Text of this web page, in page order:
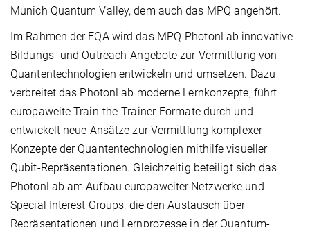
Munich Quantum Valley, dem auch das MPQ angehört.
Im Rahmen der EQA wird das MPQ-PhotonLab innovative
Bildungs- und Outreach-Angebote zur Vermittlung von
Quantentechnologien entwickeln und umsetzen. Dazu
verbreitet das PhotonLab moderne Lernkonzepte, führt
europaweite Train-the-Trainer-Formate durch und
entwickelt neue Ansätze zur Vermittlung komplexer
Konzepte der Quantentechnologien mithilfe visueller
Qubit-Repräsentationen. Gleichzeitig beteiligt sich das
PhotonLab am Aufbau europaweiter Netzwerke und
Special Interest Groups, die den Austausch über
Repräsentationen und Lernprozesse in der Quantum-